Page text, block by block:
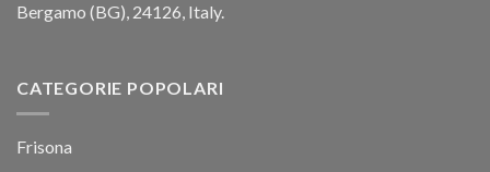
Bergamo (BG), 24126, Italy.
CATEGORIE POPOLARI
Frisona